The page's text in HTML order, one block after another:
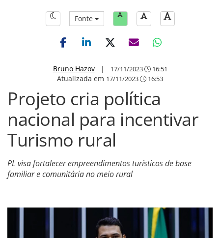
Fonte
Bruno Hazov| 17/11/2023 16:51
Atualizada em 17/11/2023 16:53
Projeto cria política
nacional para incentivar
Turismo rural
PL visa fortalecer empreendimentos turísticos de base
familiar e comunitária no meio rural